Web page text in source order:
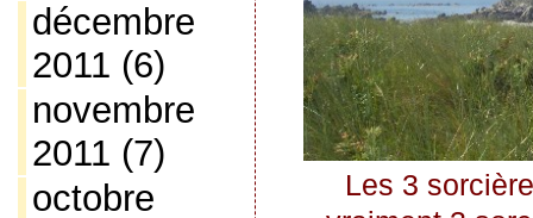
décembre
2011 (6)
novembre
2011 (7)
octobre
Les 3